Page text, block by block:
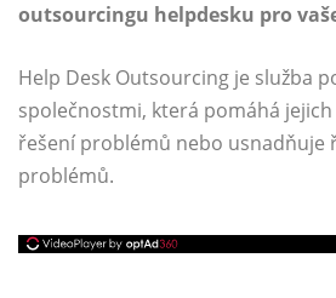
outsourcingu helpdesku pro
Help Desk Outsourcing je služba
společnostmi, která pomáhá
řešení problémů nebo usnadňuje
problémů.